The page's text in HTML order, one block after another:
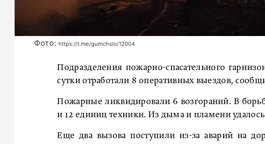
Фото: https://t.me/gumchslo/12004
Подразделения пожарно-спасательного
сутки отработали 8 оперативных выездов,
Пожарные ликвидировали 6 возгораний. В
и 12 единиц техники. Из дыма и пламени удалось
Еще два вызова поступили из-за аварий на